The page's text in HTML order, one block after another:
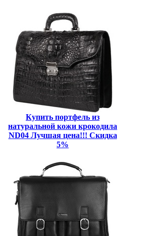
Купить портфель из
натуральной кожи крокодила
ND04 Лучшая цена!!! Скидка
5%